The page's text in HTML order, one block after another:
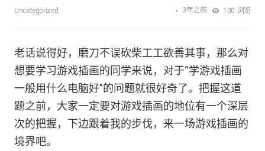
Uncategorized 3年之前 100 浏览
老话说得好，磨刀不误砍柴工工欲善其事，那么对
想要学习游戏插画的同学来说，对于“学游戏插画
一般用什么电脑好”的问题就很好奇了。把握这道
题之前，大家一定要对游戏插画的地位有一个深层
次的把握，下边跟着我的步伐，来一场游戏插画的
境界吧。